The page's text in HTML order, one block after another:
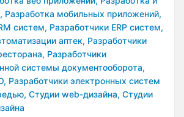
Разработка мобильных приложений,
систем, Разработчики ERP систем,
аптек, Разработчики
Разработчики
системы документооборота,
Разработчики электронных систем
Студии web-дизайна, Студии